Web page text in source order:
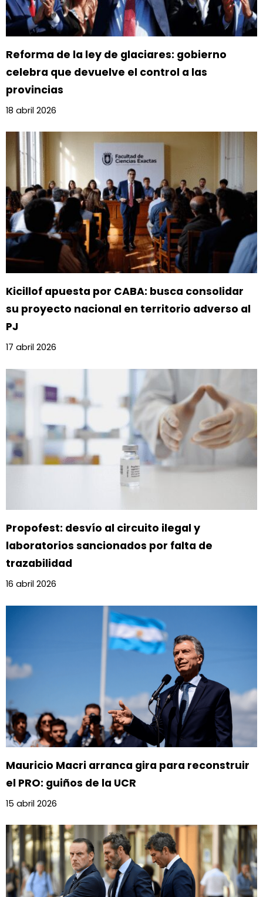
Reforma de la ley de glaciares: gobierno
celebra que devuelve el control a las
provincias
18 abril 2026
Kicillof apuesta por CABA: busca consolidar
su proyecto nacional en territorio adverso al
PJ
17 abril 2026
Propofest: desvío al circuito ilegal y
laboratorios sancionados por falta de
trazabilidad
16 abril 2026
Mauricio Macri arranca gira para reconstruir
el PRO: guiños de la UCR
15 abril 2026